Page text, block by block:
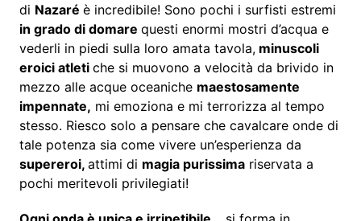
di Nazaré è incredibile! Sono pochi i surfisti estremi
in grado di domare questi enormi mostri d’acqua e
vederli in piedi sulla loro amata tavola,minuscoli
eroici atleti che si muovono a velocità da brivido in
mezzo alle acque oceaniche maestosamente
impennate, mi emoziona e mi terrorizza al tempo
stesso. Riesco solo a pensare che cavalcare onde di
tale potenza sia come vivere un’esperienza da
supereroi, attimi di magia purissimariservata a
pochi meritevoli privilegiati!